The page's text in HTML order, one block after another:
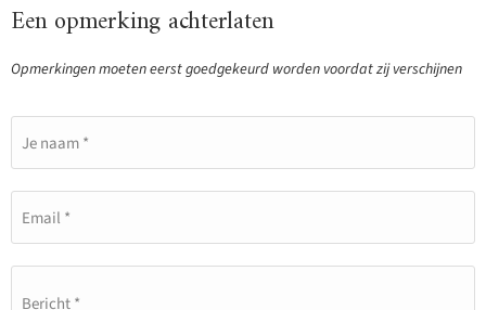
Een opmerking achterlaten
Opmerkingen moeten eerst goedgekeurd worden voordat zij verschijnen
Je naam *
Email *
Bericht *